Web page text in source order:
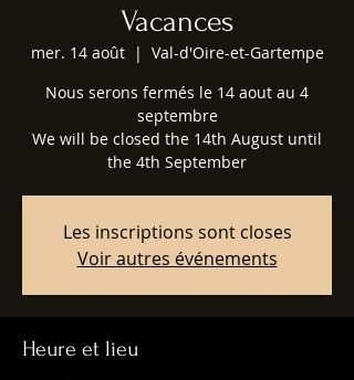
Vacances
mer. 14 août
  |
Val-d'Oire-et-Gartempe
Nous serons fermés le 14 aout au 4
septembre
We will be closed the 14th August until
the 4th September
Les inscriptions sont closes
Voir autres événements
Heure et lieu